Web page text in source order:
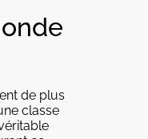
de plus
classe